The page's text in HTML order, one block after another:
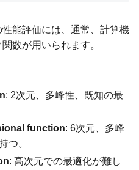
能評価には、通常、計算機
数が用いられます。
: 2次元、多峰性、既知の最
function: 6次元、多峰
つ。
: 高次元での最適化が難し